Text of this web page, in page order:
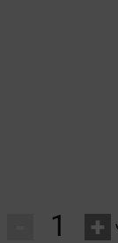
+